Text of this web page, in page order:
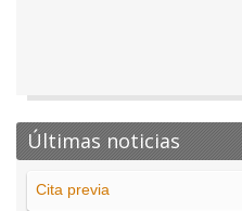
Últimas noticias
Cita previa